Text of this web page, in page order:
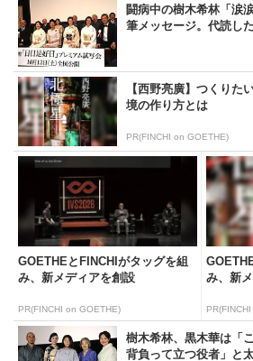
闘病中の樹木希林「涙
筆メッセージ。代読し
【西野亮廣】つくりた
境の作り方とは
PR(FINCHI on GOETHE)
GOETHEとFINCHIがタッグを組
み、新メディアを創設
PR(FINCHI on GOETHE)
み、新
樹木希林、黒木華は「
背負って立つ役者」と